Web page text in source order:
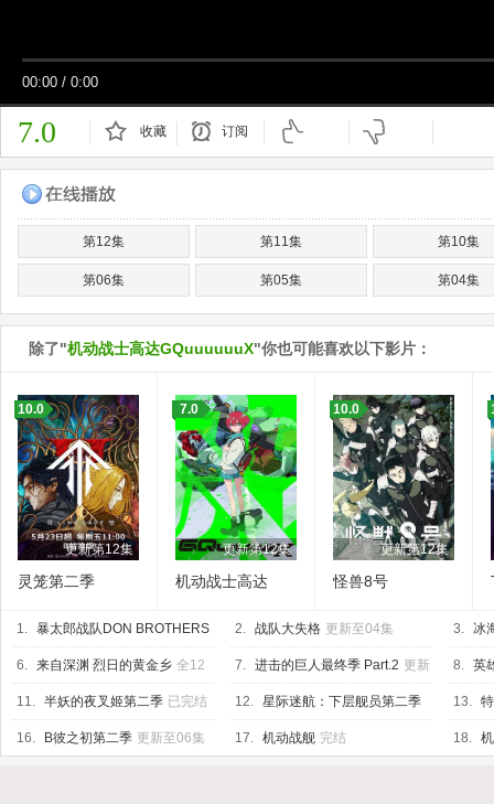
00:00 / 0:00
7.0 收藏 订阅
第12集 第11集 第10集
第06集 第05集 第04集
除了"机动战士高达GQuuuuuuX"你也可能喜欢以下影片：
更新第12集
10.0
灵笼第二季
更新第12集
7.0
机动战士高达
更新第12集
10.0
怪兽8号
1. 暴太郎战队DON BROTHERS
已完结
2. 战队大失格 更新至04集 3. 冰
6. 来自深渊 烈日的黄金乡 全12
集
7. 进击的巨人最终季 Part.2 更新
至05集
8. 英
11. 半妖的夜叉姬第二季 已完结 12. 星际迷航：下层舰员第二季
已完结
13.
16. B彼之初第二季 更新至06集 17. 机动战舰 完结 18.